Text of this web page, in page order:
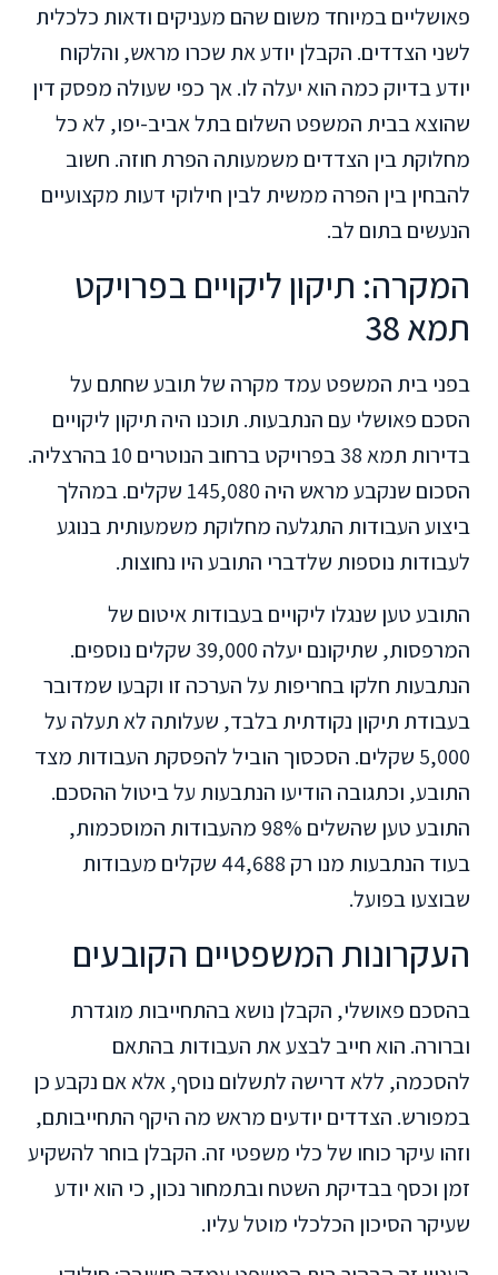
פאושליים במיוחד משום שהם מעניקים ודאות כלכלית
לשני הצדדים. הקבלן יודע את שכרו מראש, והלקוח
יודע בדיוק כמה הוא יעלה לו. אך כפי שעולה מפסק דין
שהוצא בבית המשפט השלום בתל אביב-יפו, לא כל
מחלוקת בין הצדדים משמעותה הפרת חוזה. חשוב
להבחין בין הפרה ממשית לבין חילוקי דעות מקצועיים
הנעשים בתום לב.
המקרה: תיקון ליקויים בפרויקט
תמא 38
בפני בית המשפט עמד מקרה של תובע שחתם על
הסכם פאושלי עם הנתבעות. תוכנו היה תיקון ליקויים
בדירות תמא 38 בפרויקט ברחוב הנוטרים 10 בהרצליה.
הסכום שנקבע מראש היה 145,080 שקלים. במהלך
ביצוע העבודות התגלעה מחלוקת משמעותית בנוגע
לעבודות נוספות שלדברי התובע היו נחוצות.
התובע טען שנגלו ליקויים בעבודות איטום של
המרפסות, שתיקונם יעלה 39,000 שקלים נוספים.
הנתבעות חלקו בחריפות על הערכה זו וקבעו שמדובר
בעבודת תיקון נקודתית בלבד, שעלותה לא תעלה על
5,000 שקלים. הסכסוך הוביל להפסקת העבודות מצד
התובע, וכתגובה הודיעו הנתבעות על ביטול ההסכם.
התובע טען שהשלים 98% מהעבודות המוסכמות,
בעוד הנתבעות מנו רק 44,688 שקלים מעבודות
שבוצעו בפועל.
העקרונות המשפטיים הקובעים
בהסכם פאושלי, הקבלן נושא בהתחייבות מוגדרת
וברורה. הוא חייב לבצע את העבודות בהתאם
להסכמה, ללא דרישה לתשלום נוסף, אלא אם נקבע כן
במפורש. הצדדים יודעים מראש מה היקף התחייבותם,
וזהו עיקר כוחו של כלי משפטי זה. הקבלן בוחר להשקיע
זמן וכסף בבדיקת השטח ובתמחור נכון, כי הוא יודע
שעיקר הסיכון הכלכלי מוטל עליו.